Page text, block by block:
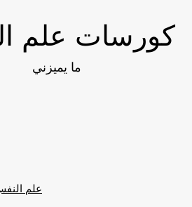
كورسات علم
ما يميزني
* علم